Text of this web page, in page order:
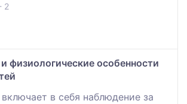
2
физиологические особенности
в себя наблюдение за